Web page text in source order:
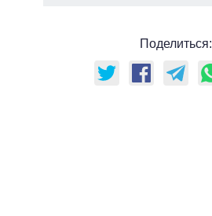
Поделиться: